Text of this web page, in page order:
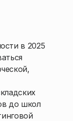
в 2025
до школ